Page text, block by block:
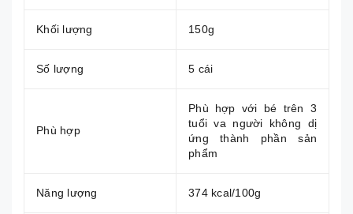
Khối lượng 150g
Số lượng 5 cái
Phù hợp
Phù hợp với bé trên 3
tuổi va người không dị
ứng thành phần sản
phẩm
Năng lượng 374 kcal/100g